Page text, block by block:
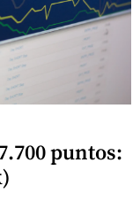
puntos: